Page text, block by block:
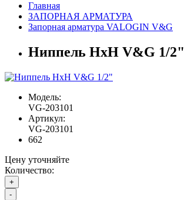
Главная
ЗАПОРНАЯ АРМАТУРА
Запорная арматура VALOGIN V&G
Ниппель НxН V&G 1/2"
Модель:
VG-203101
Артикул:
VG-203101
662
Цену уточняйте
Количество:
+
-